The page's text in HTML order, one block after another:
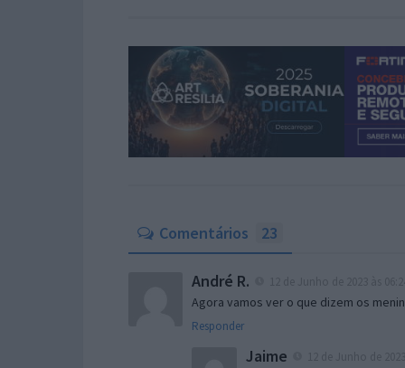
Comentários 23
André R.
Agora vamos ver o que dizem os
Responder
Jaime